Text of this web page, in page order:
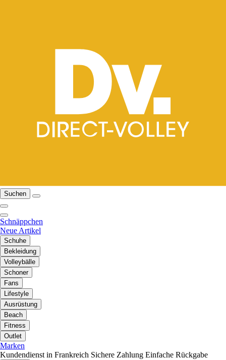
Suchen
Schnäppchen
Neue Artikel
Schuhe
Bekleidung
Volleybälle
Schoner
Fans
Lifestyle
Ausrüstung
Beach
Fitness
Outlet
Marken
Kundendienst in Frankreich Sichere Zahlung Einfache Rückgabe